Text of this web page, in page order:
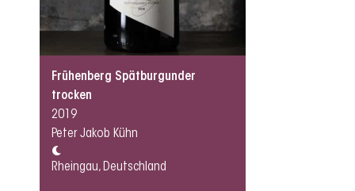
Frühenberg Spätburgunder
trocken
2019
Peter Jakob Kühn
Rheingau, Deutschland